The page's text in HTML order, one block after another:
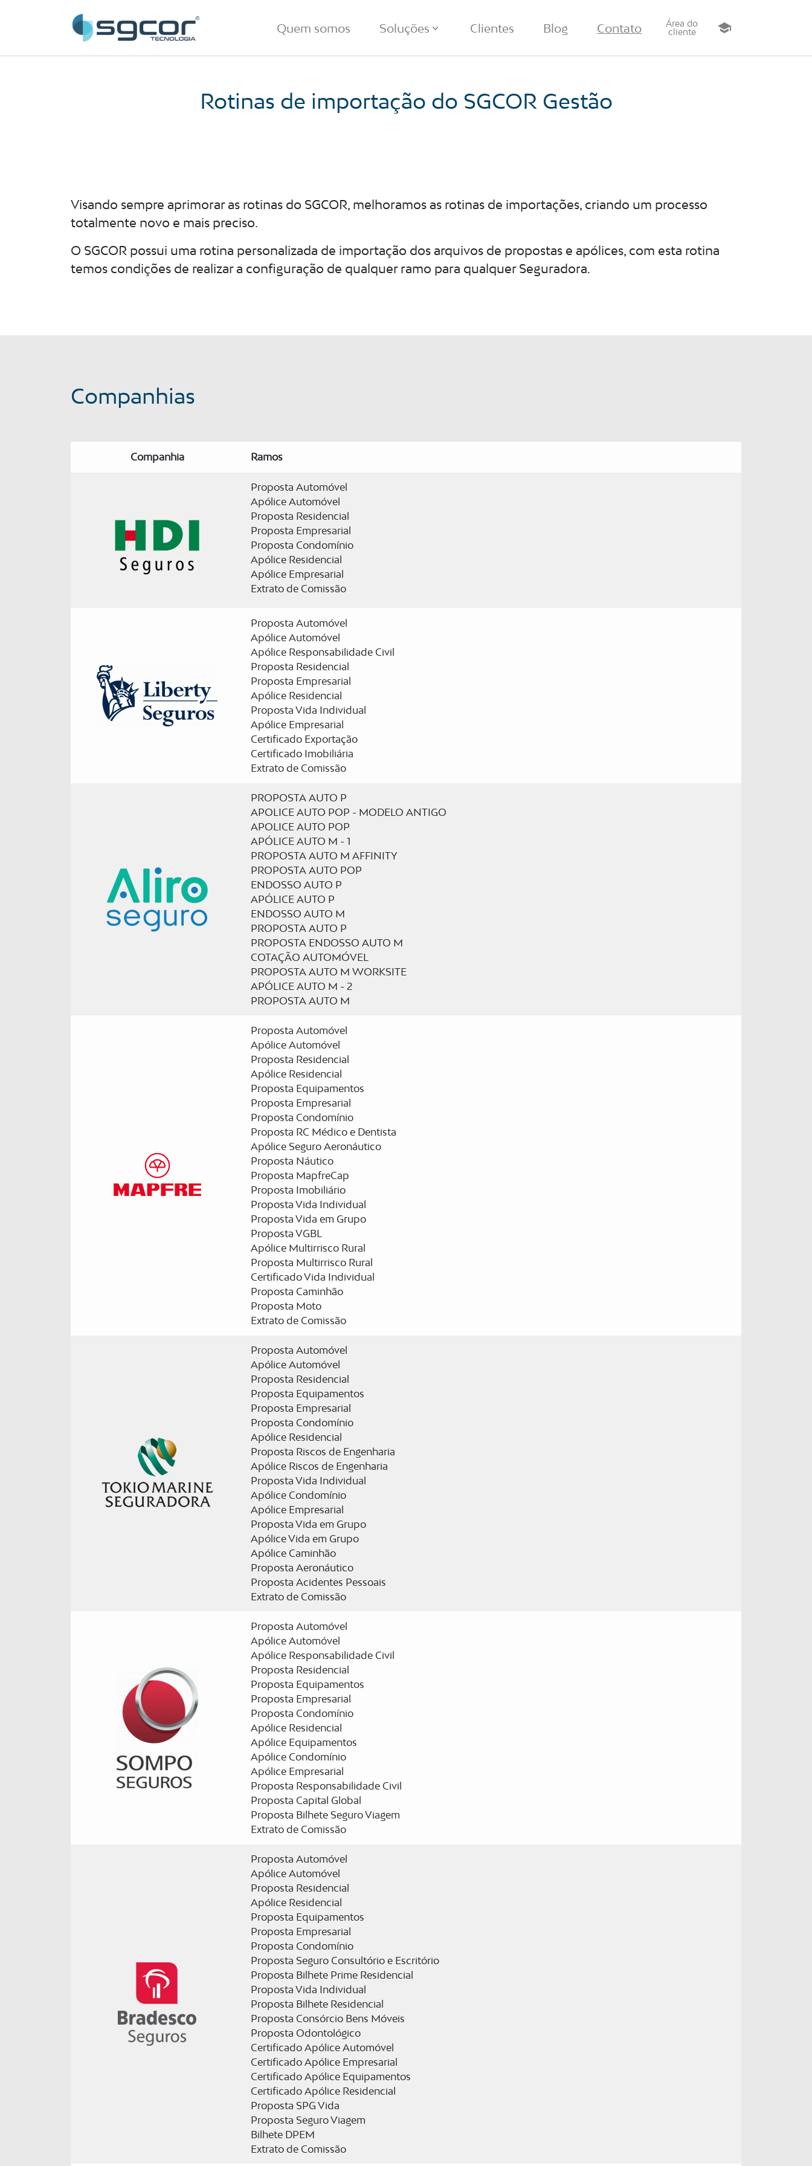
Quem somos Soluções Clientes Blog Contato
Área do
cliente
school
Rotinas de importação do SGCOR Gestão
Visando sempre aprimorar as rotinas do SGCOR, melhoramos as rotinas de importações, criando um processo
totalmente novo e mais preciso.
O SGCOR possui uma rotina personalizada de importação dos arquivos de propostas e apólices, com esta rotina
temos condições de realizar a configuração de qualquer ramo para qualquer Seguradora.
Companhias
Companhia Ramos
Proposta Automóvel
Apólice Automóvel
Proposta Residencial
Proposta Empresarial
Proposta Condomínio
Apólice Residencial
Apólice Empresarial
Extrato de Comissão
Proposta Automóvel
Apólice Automóvel
Apólice Responsabilidade Civil
Proposta Residencial
Proposta Empresarial
Apólice Residencial
Proposta Vida Individual
Apólice Empresarial
Certificado Exportação
Certificado Imobiliária
Extrato de Comissão
PROPOSTA AUTO P
APOLICE AUTO POP - MODELO ANTIGO
APOLICE AUTO POP
APÓLICE AUTO M - 1
PROPOSTA AUTO M AFFINITY
PROPOSTA AUTO POP
ENDOSSO AUTO P
APÓLICE AUTO P
ENDOSSO AUTO M
PROPOSTA AUTO P
PROPOSTA ENDOSSO AUTO M
COTAÇÃO AUTOMÓVEL
PROPOSTA AUTO M WORKSITE
APÓLICE AUTO M - 2
PROPOSTA AUTO M
Proposta Automóvel
Apólice Automóvel
Proposta Residencial
Apólice Residencial
Proposta Equipamentos
Proposta Empresarial
Proposta Condomínio
Proposta RC Médico e Dentista
Apólice Seguro Aeronáutico
Proposta Náutico
Proposta MapfreCap
Proposta Imobiliário
Proposta Vida Individual
Proposta Vida em Grupo
Proposta VGBL
Apólice Multirrisco Rural
Proposta Multirrisco Rural
Certificado Vida Individual
Proposta Caminhão
Proposta Moto
Extrato de Comissão
Proposta Automóvel
Apólice Automóvel
Proposta Residencial
Proposta Equipamentos
Proposta Empresarial
Proposta Condomínio
Apólice Residencial
Proposta Riscos de Engenharia
Apólice Riscos de Engenharia
Proposta Vida Individual
Apólice Condomínio
Apólice Empresarial
Proposta Vida em Grupo
Apólice Vida em Grupo
Apólice Caminhão
Proposta Aeronáutico
Proposta Acidentes Pessoais
Extrato de Comissão
Proposta Automóvel
Apólice Automóvel
Apólice Responsabilidade Civil
Proposta Residencial
Proposta Equipamentos
Proposta Empresarial
Proposta Condomínio
Apólice Residencial
Apólice Equipamentos
Apólice Condomínio
Apólice Empresarial
Proposta Responsabilidade Civil
Proposta Capital Global
Proposta Bilhete Seguro Viagem
Extrato de Comissão
Proposta Automóvel
Apólice Automóvel
Proposta Residencial
Apólice Residencial
Proposta Equipamentos
Proposta Empresarial
Proposta Condomínio
Proposta Seguro Consultório e Escritório
Proposta Bilhete Prime Residencial
Proposta Vida Individual
Proposta Bilhete Residencial
Proposta Consórcio Bens Móveis
Proposta Odontológico
Certificado Apólice Automóvel
Certificado Apólice Empresarial
Certificado Apólice Equipamentos
Certificado Apólice Residencial
Proposta SPG Vida
Proposta Seguro Viagem
Bilhete DPEM
Extrato de Comissão